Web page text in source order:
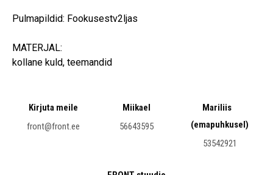
Pulmapildid: Fookusestv2ljas
MATERJAL:
kollane kuld, teemandid
Kirjuta meile
front@front.ee
Miikael
56643595
Mariliis
(emapuhkusel)
53542921